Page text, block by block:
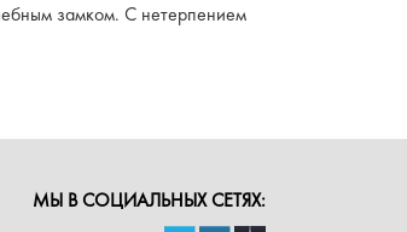
замком. С нетерпением
МЫ В СОЦИАЛЬНЫХ СЕТЯХ: